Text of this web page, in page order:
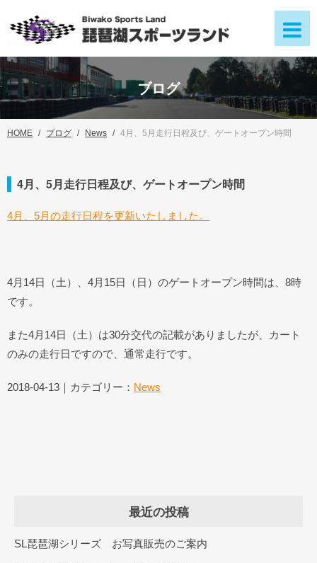
ブログ
HOME ブログ News 4月、5月走行日程及び、ゲートオープン時間
4月、5月走行日程及び、ゲートオープン時間
4月、5月の走行日程を更新いたしました。
4月14日（土）、4月15日（日）のゲートオープン時間は、8時
です。
また4月14日（土）は30分交代の記載がありましたが、カート
のみの走行日ですので、通常走行です。
2018-04-13｜カテゴリー： News
最近の投稿
SL琵琶湖シリーズ お写真販売のご案内